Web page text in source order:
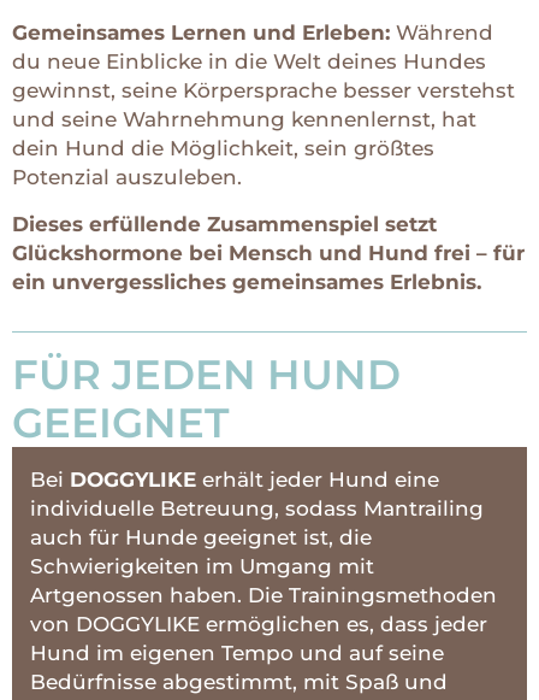
Gemeinsames Lernen und Erleben: Während
du neue Einblicke in die Welt deines Hundes
gewinnst, seine Körpersprache besser verstehst
und seine Wahrnehmung kennenlernst, hat
dein Hund die Möglichkeit, sein größtes
Potenzial auszuleben.
Dieses erfüllende Zusammenspiel setzt
Glückshormone bei Mensch und Hund frei – für
ein unvergessliches gemeinsames Erlebnis.
FÜR JEDEN HUND
GEEIGNET
Bei DOGGYLIKE erhält jeder Hund eine
individuelle Betreuung, sodass Mantrailing
auch für Hunde geeignet ist, die
Schwierigkeiten im Umgang mit
Artgenossen haben. Die Trainingsmethoden
von DOGGYLIKE ermöglichen es, dass jeder
Hund im eigenen Tempo und auf seine
Bedürfnisse abgestimmt, mit Spaß und